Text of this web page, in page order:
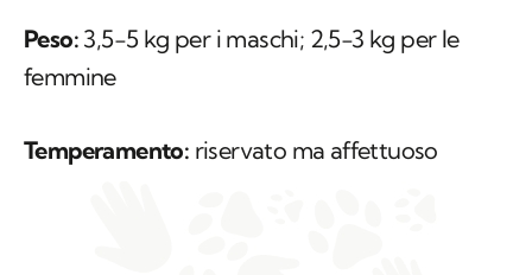
Peso: 3,5-5 kg per i maschi; 2,5-3 kg per le
femmine
Temperamento: riservato ma affettuoso